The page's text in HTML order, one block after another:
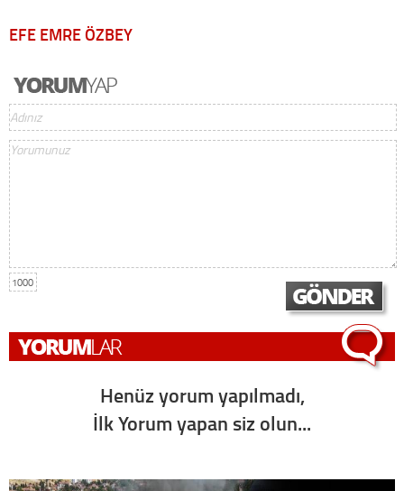
EFE EMRE ÖZBEY
1000
Henüz yorum yapılmadı,
İlk Yorum yapan siz olun...